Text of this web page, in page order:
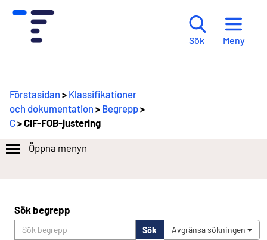
Sök Meny
Förstasidan > Klassifikationer
och dokumentation > Begrepp>
C> CIF-FOB-justering
Öppna menyn
Sök begrepp
Sök Avgränsa sökningen